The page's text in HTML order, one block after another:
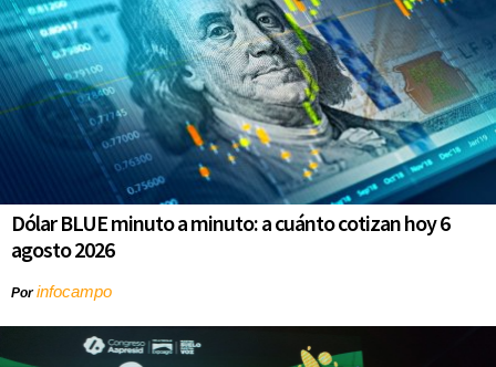
Dólar BLUE minuto a minuto: a cuánto cotizan hoy 6
agosto 2026
Porinfocampo